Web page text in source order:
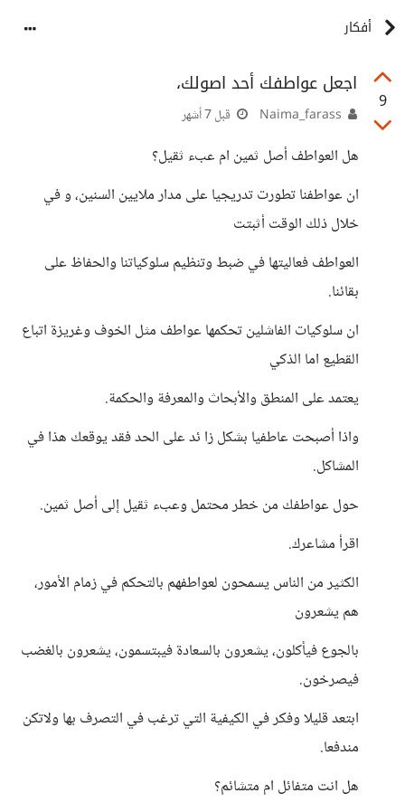
أفكار
9
اجعل عواطفك أحد اصولك،
قبل 7 أشهر
هل العواطف أصل ثمين ام عبء ثقيل؟
ان عواطفنا تطورت تدريجيا على مدار ملايين السنين، و في
خلال ذلك الوقت أثبتت
العواطف فعاليتها في ضبط وتنظيم سلوكياتنا والحفاظ على
بقائنا.
ان سلوكيات الفاشلين تحكمها عواطف مثل الخوف وغريزة اتباع
القطيع اما الذكي
يعتمد على المنطق والأبحاث والمعرفة والحكمة.
واذا أصبحت عاطفيا بشكل زا ئد على الحد فقد يوقعك هذا في
المشاكل.
حول عواطفك من خطر محتمل وعبء ثقيل إلى أصل ثمين.
اقرأ مشاعرك.
الكثير من الناس يسمحون لعواطفهم بالتحكم في زمام الأمور،
هم يشعرون
بالجوع فيأكلون، يشعرون بالسعادة فيبتسمون، يشعرون بالغضب
فيصرخون.
ابتعد قليلا وفكر في الكيفية التي ترغب في التصرف بها ولاتكن
مندفعا.
هل انت متفائل ام متشائم؟